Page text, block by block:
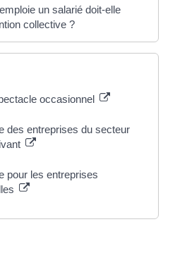
un salarié doit-elle
collective ?
occasionnel
des entreprises du secteur
pour les entreprises